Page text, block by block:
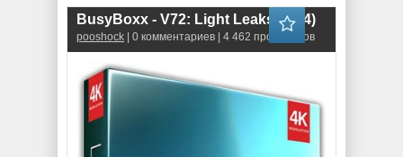
BusyBoxx - V72: Light Leaks (Mp4)
pooshock | 0 комментариев | 4 462 просмотров